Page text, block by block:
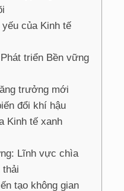
của Kinh tế
triển Bền vững
trưởng mới
đổi khí hậu
Kinh tế xanh
Lĩnh vực chìa
thải
tạo không gian